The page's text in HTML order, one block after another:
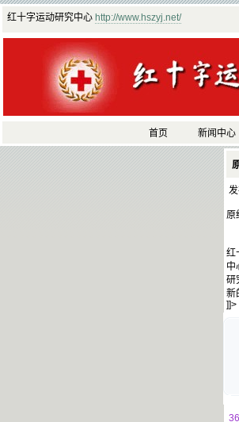
红十字运动研究中心 http://www.hszyj.net/
首页 新闻中心
原
红
中
研
新
]]>